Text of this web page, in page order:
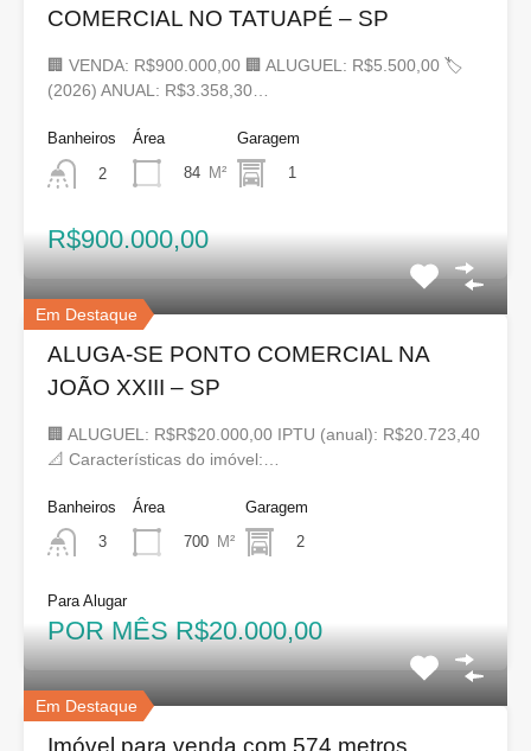
COMERCIAL NO TATUAPÉ – SP
🏢 VENDA: R$900.000,00 🏢 ALUGUEL: R$5.500,00 🏷
(2026) ANUAL: R$3.358,30…
Banheiros
2
Área
84 M²
Garagem
1
R$900.000,00
Em Destaque
ALUGA-SE PONTO COMERCIAL NA
JOÃO XXIII – SP
🏢 ALUGUEL: R$R$20.000,00 IPTU (anual): R$20.723,40
📐 Características do imóvel:…
Banheiros
3
Área
700 M²
Garagem
2
Para Alugar
POR MÊS R$20.000,00
Em Destaque
Imóvel para venda com 574 metros